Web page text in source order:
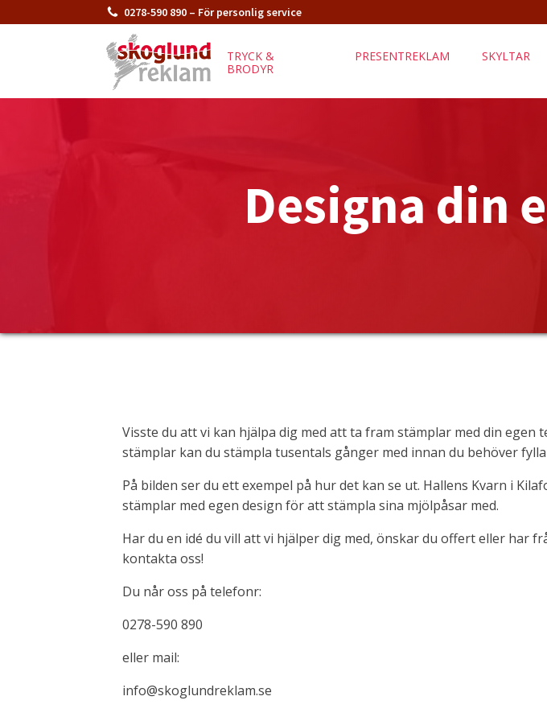
0278-590 890 – För personlig service
TRYCK &
BRODYR
PRESENTREKLAM SKYLTAR
Designa din
Visste du att vi kan hjälpa dig med att ta fram stämplar med din egen
stämplar kan du stämpla tusentals gånger med innan du behöver
På bilden ser du ett exempel på hur det kan se ut. Hallens Kvarn i
stämplar med egen design för att stämpla sina mjölpåsar med.
Har du en idé du vill att vi hjälper dig med, önskar du offert eller har
kontakta oss!
Du når oss på telefonr:
0278-590 890
eller mail:
info@skoglundreklam.se